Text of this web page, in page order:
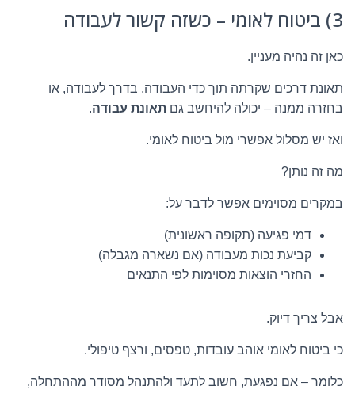
3) ביטוח לאומי – כשזה קשור לעבודה
כאן זה נהיה מעניין.
תאונת דרכים שקרתה תוך כדי העבודה, בדרך לעבודה, או
בחזרה ממנה – יכולה להיחשב גם תאונת עבודה.
ואז יש מסלול אפשרי מול ביטוח לאומי.
מה זה נותן?
במקרים מסוימים אפשר לדבר על:
דמי פגיעה (תקופה ראשונית)
קביעת נכות מעבודה (אם נשארה מגבלה)
החזרי הוצאות מסוימות לפי התנאים
אבל צריך דיוק.
כי ביטוח לאומי אוהב עובדות, טפסים, ורצף טיפולי.
כלומר – אם נפגעת, חשוב לתעד ולהתנהל מסודר מההתחלה,